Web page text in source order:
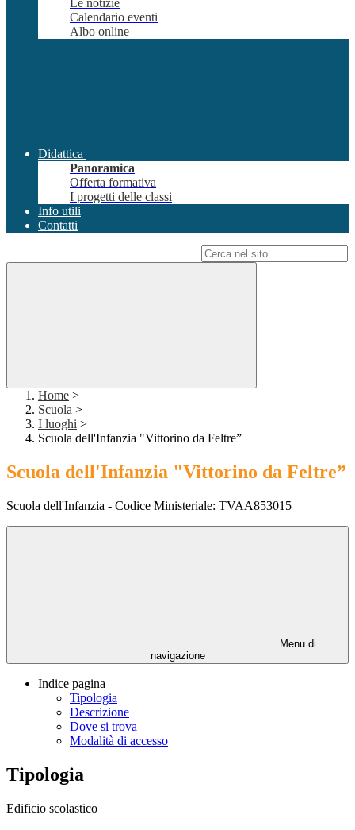
Le notizie
Calendario eventi
Albo online
Didattica
Panoramica
Offerta formativa
I progetti delle classi
Info utili
Contatti
Home >
Scuola >
I luoghi >
Scuola dell'Infanzia "Vittorino da Feltre”
Scuola dell'Infanzia "Vittorino da Feltre”
Scuola dell'Infanzia - Codice Ministeriale: TVAA853015
Menu di
navigazione
Indice pagina
Tipologia
Descrizione
Dove si trova
Modalità di accesso
Tipologia
Edificio scolastico